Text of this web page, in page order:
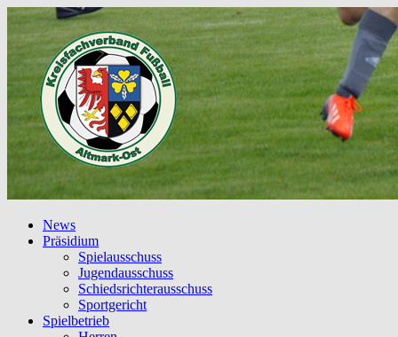
News
Präsidium
Spielausschuss
Jugendausschuss
Schiedsrichterausschuss
Sportgericht
Spielbetrieb